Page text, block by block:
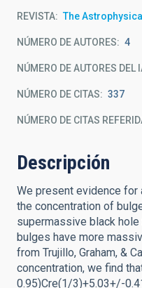
REVISTA The
NÚMERO DE AUTORES 4
NÚMERO DE AUTORES DEL
NÚMERO DE CITAS 337
NÚMERO DE CITAS
Descripción
We present evidence
the concentration of
supermassive black
bulges have more
from Trujillo, Graham, &
concentration, we find
0.95)Cre(1/3)+5.03+/-